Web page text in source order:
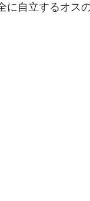
に自立するオス